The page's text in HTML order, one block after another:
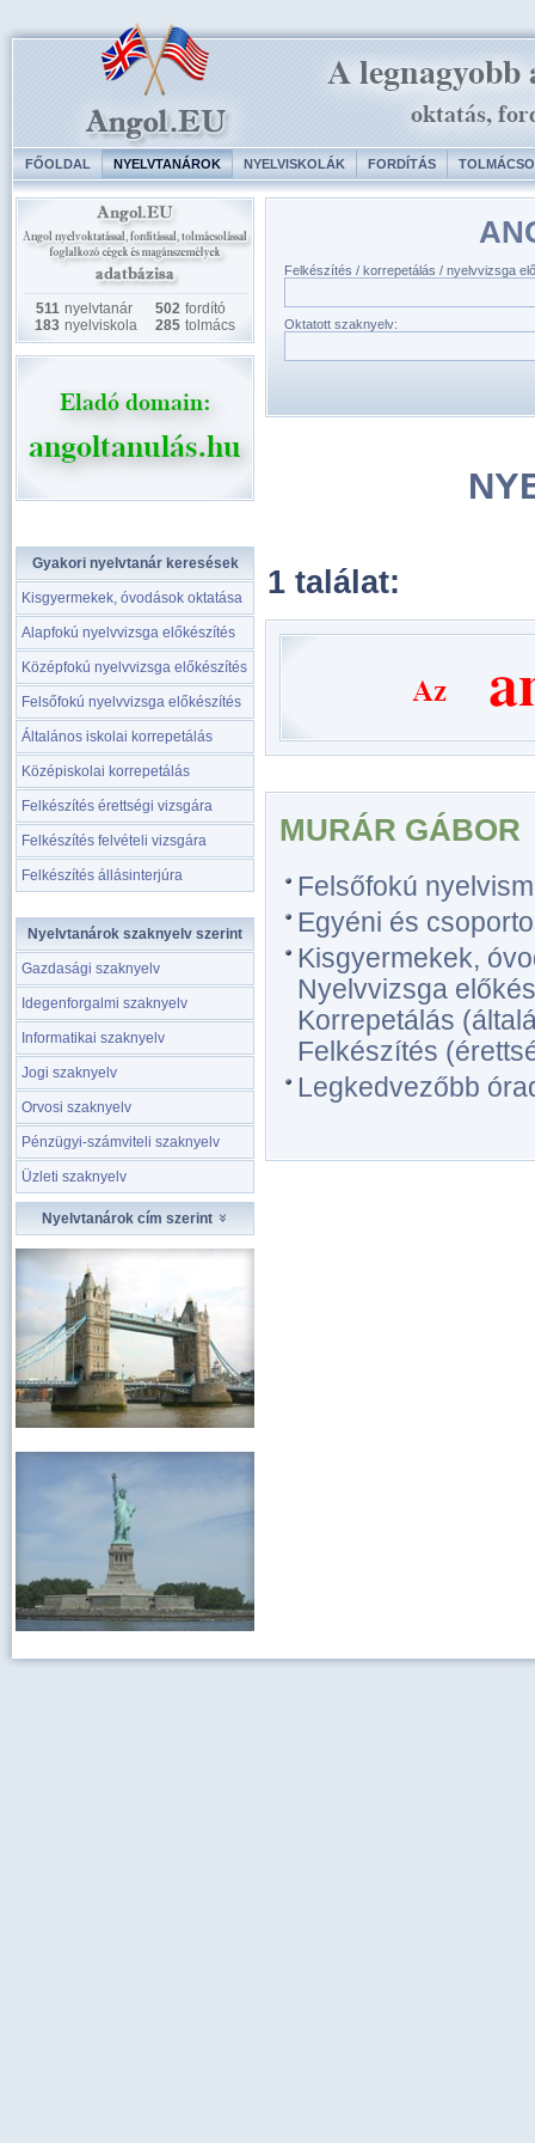
FŐOLDAL NYELVTANÁROK NYELVISKOLÁK FORDÍTÁS
511 nyelvtanár 502 fordító
183 nyelviskola 285 tolmács
Gyakori nyelvtanár keresések
Kisgyermekek, óvodások oktatása
Alapfokú nyelvvizsga előkészítés
Középfokú nyelvvizsga előkészítés
Felsőfokú nyelvvizsga előkészítés
Általános iskolai korrepetálás
Középiskolai korrepetálás
Felkészítés érettségi vizsgára
Felkészítés felvételi vizsgára
Felkészítés állásinterjúra
Nyelvtanárok szaknyelv szerint
Gazdasági szaknyelv
Idegenforgalmi szaknyelv
Informatikai szaknyelv
Jogi szaknyelv
Orvosi szaknyelv
Pénzügyi-számviteli szaknyelv
Üzleti szaknyelv
Nyelvtanárok cím szerint
Felkészítés / korrepetálás / nyelvvizsga
Oktatott szaknyelv:
1 találat:
MURÁR GÁBOR
Felsőfokú
Egyéni és
Kisgyermekek,
Nyelvvizsga
Korrepetálás
Felkészítés
Legkedvezőbb